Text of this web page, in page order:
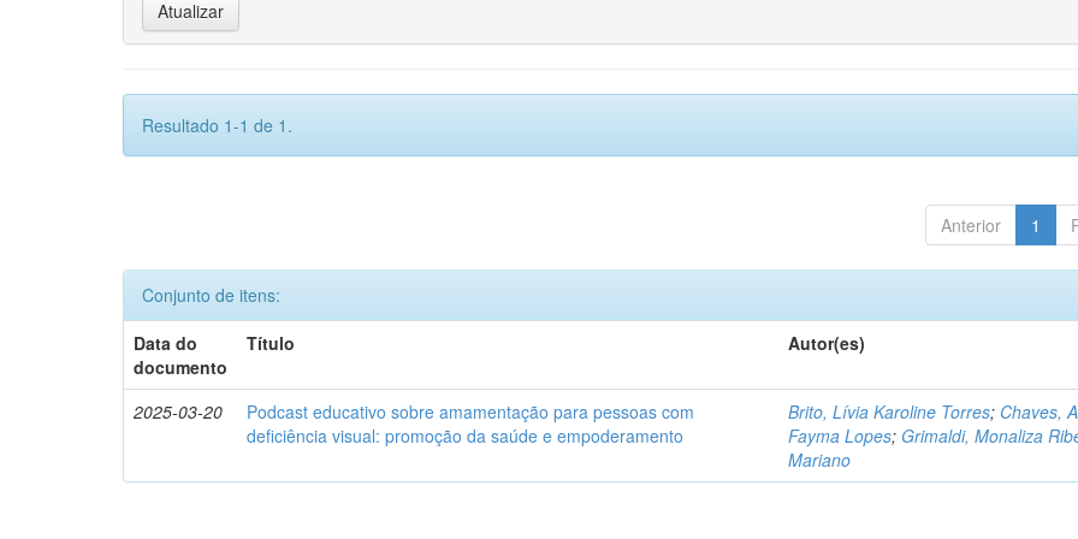
Resultado 1-1 de 1.
Anterior 1
Conjunto de itens:
Data do
documento
Título Autor(es)
2025-03-20
Podcast educativo sobre amamentação para pessoas com
deficiência visual: promoção da saúde e empoderamento
Brito, Lívia Karoline Torres; Chaves,
Fayma Lopes; Grimaldi, Monaliza
Mariano